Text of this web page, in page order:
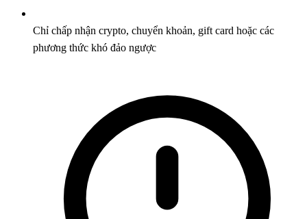
Chỉ chấp nhận crypto, chuyển khoản, gift card hoặc các
phương thức khó đảo ngược